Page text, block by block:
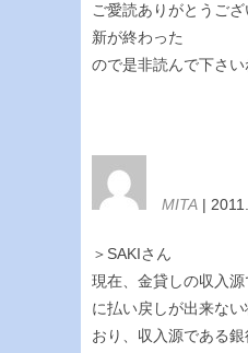
ご愛読ありがとうご
新が終わった
ので是非読んで下さい
MITA |
＞SAKIさん
現在、金貸しの収入
に払い戻しが出来な
おり、収入源である